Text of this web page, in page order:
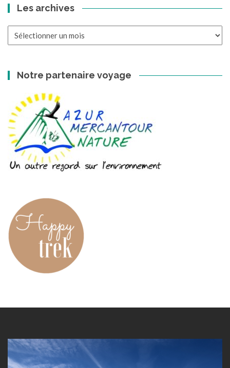
Les archives
Notre partenaire voyage